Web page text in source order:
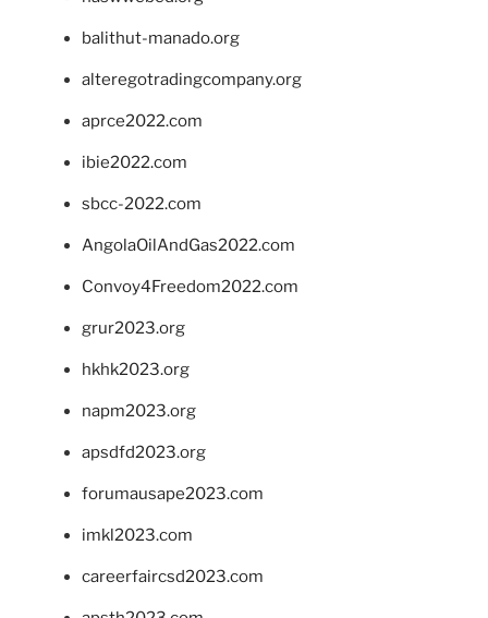
balithut-manado.org
alteregotradingcompany.org
aprce2022.com
ibie2022.com
sbcc-2022.com
AngolaOilAndGas2022.com
Convoy4Freedom2022.com
grur2023.org
hkhk2023.org
napm2023.org
apsdfd2023.org
forumausape2023.com
imkl2023.com
careerfaircsd2023.com